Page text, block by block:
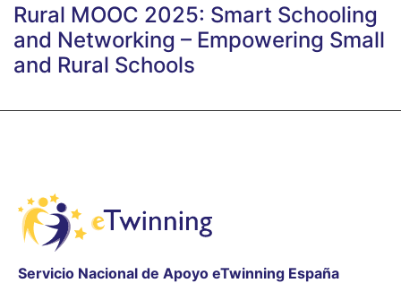
Rural MOOC 2025: Smart Schooling
and Networking – Empowering Small
and Rural Schools
Servicio Nacional de Apoyo eTwinning España